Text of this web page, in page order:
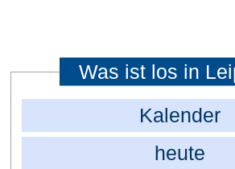
Was ist los in
Kalender
heute